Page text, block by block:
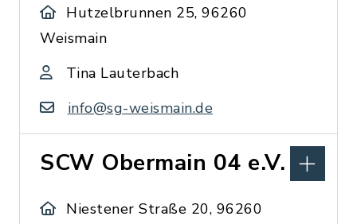
Hutzelbrunnen 25, 96260
Weismain
Tina Lauterbach
info@sg-weismain.de
SCW Obermain 04 e.V.
Niestener Straße 20, 96260